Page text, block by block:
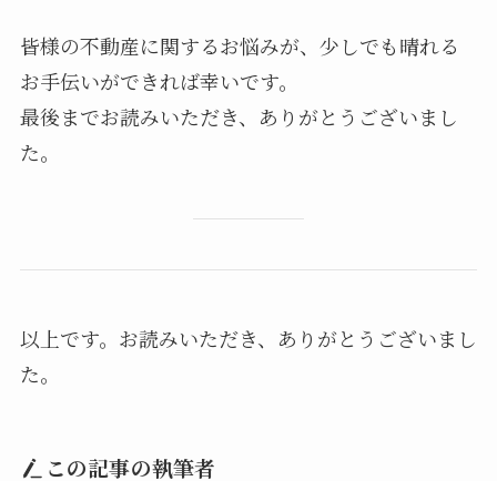
皆様の不動産に関するお悩みが、少しでも晴れる
お手伝いができれば幸いです。
最後までお読みいただき、ありがとうございまし
た。
以上です。お読みいただき、ありがとうございまし
た。
この記事の執筆者